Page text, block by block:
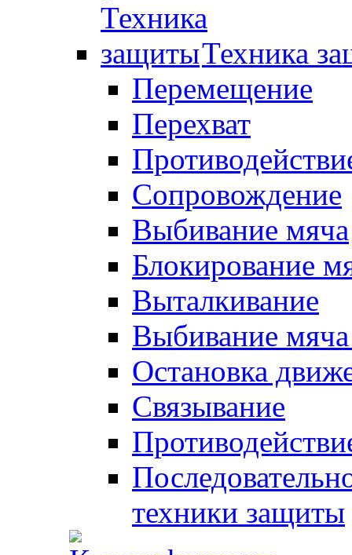
Техника
Перемещение
Перехват
Сопровождение
Выбивание мяча
Блокирование
Выталкивание
Выбивание
Остановка
Связывание
техники защиты